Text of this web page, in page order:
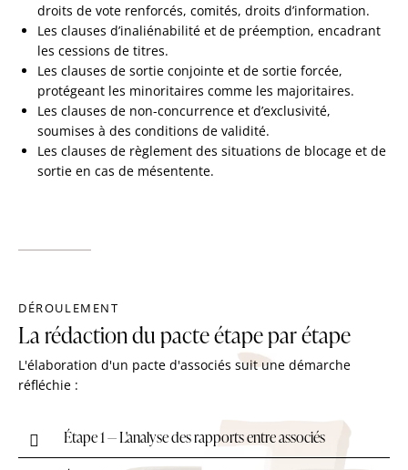
droits de vote renforcés, comités, droits d’information.
Les clauses d’inaliénabilité et de préemption, encadrant
les cessions de titres.
Les clauses de sortie conjointe et de sortie forcée,
protégeant les minoritaires comme les majoritaires.
Les clauses de non-concurrence et d’exclusivité,
soumises à des conditions de validité.
Les clauses de règlement des situations de blocage et de
sortie en cas de mésentente.
DÉROULEMENT
La rédaction du pacte étape par étape
L'élaboration d'un pacte d'associés suit une démarche
réfléchie :
Étape 1 — L'analyse des rapports entre associés